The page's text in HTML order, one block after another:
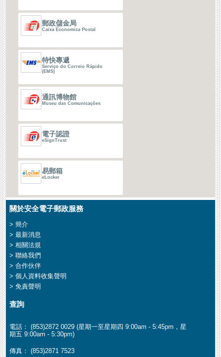
郵政儲金局
Caixa Economica Postal
特快專遞
Serviço do Correio Rápido
(EMS)
通訊博物館
Museu das Comunicações
電子認證
eSignTrust
易郵箱
eLocker
關於安全電子郵政服務
> 簡介
> 最新消息
> 相關法規
> 聯絡我們
> 合作伙伴
> 個人資料收集聲明
> 免責聲明
查詢
電話： (853)2872 0029 (星期一至星期四 9:00am - 5:45pm，星
期五 9:00am - 5:30pm)
傳真： (853)2871 7523